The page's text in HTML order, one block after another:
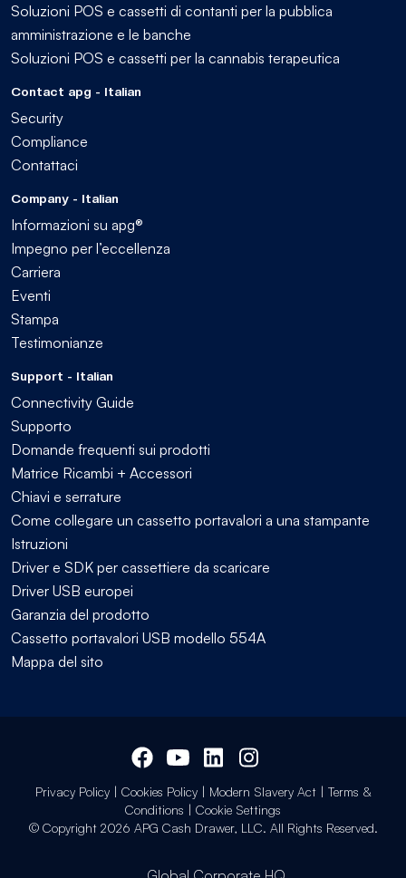
Soluzioni POS e cassetti di contanti per la pubblica
amministrazione e le banche
Soluzioni POS e cassetti per la cannabis terapeutica
Contact apg - Italian
Security
Compliance
Contattaci
Company - Italian
Informazioni su apg®
Impegno per l’eccellenza
Carriera
Eventi
Stampa
Testimonianze
Support - Italian
Connectivity Guide
Supporto
Domande frequenti sui prodotti
Matrice Ricambi + Accessori
Chiavi e serrature
Come collegare un cassetto portavalori a una stampante
Istruzioni
Driver e SDK per cassettiere da scaricare
Driver USB europei
Garanzia del prodotto
Cassetto portavalori USB modello 554A
Mappa del sito
Privacy Policy| Cookies Policy| Modern Slavery Act| Terms &
Conditions | Cookie Settings
© Copyright 2026 APG Cash Drawer, LLC. All Rights Reserved.